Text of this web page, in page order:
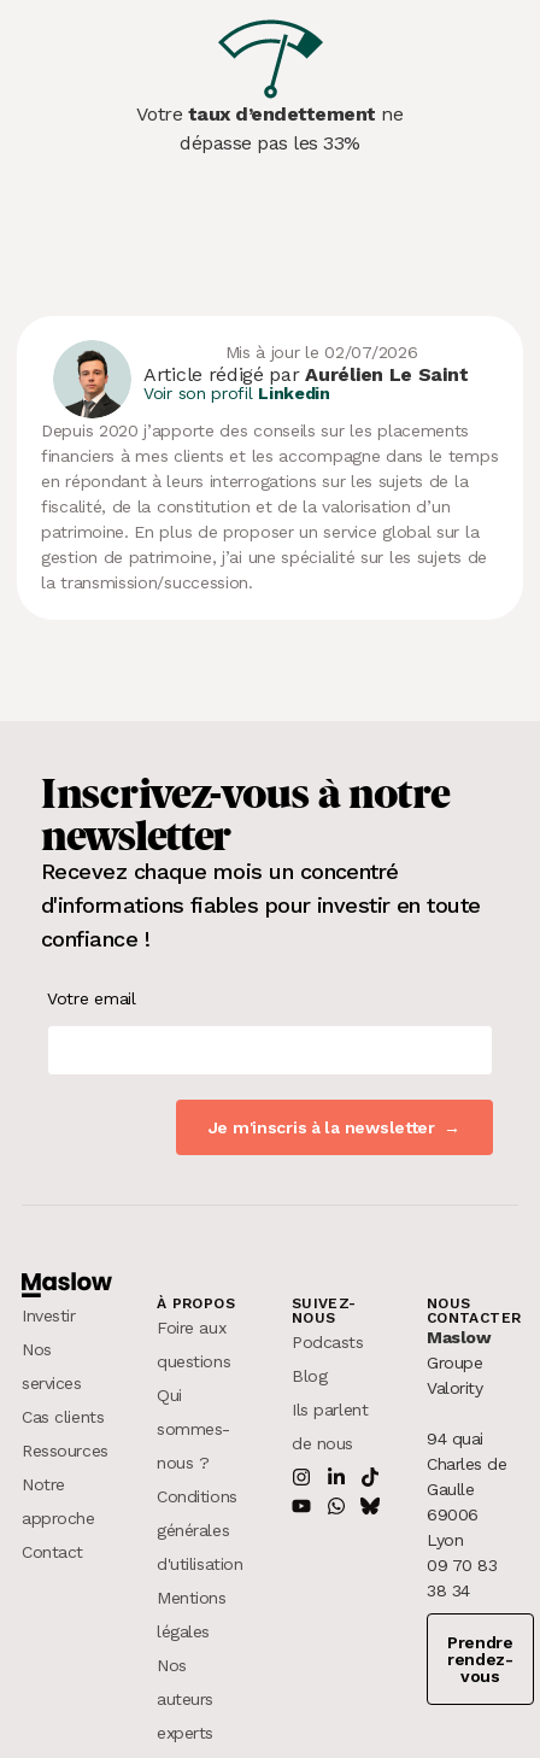
Votre taux d’endettement ne
dépasse pas les 33%
Mis à jour le 02/07/2026
Article rédigé parAurélien Le Saint
Voir son profil Linkedin
Depuis 2020 j’apporte des conseils sur les placements
financiers à mes clients et les accompagne dans le temps
en répondant à leurs interrogations sur les sujets de la
fiscalité, de la constitution et de la valorisation d’un
patrimoine. En plus de proposer un service global sur la
gestion de patrimoine, j’ai une spécialité sur les sujets de
la transmission/succession.
Inscrivez-vousà notre
newsletter
Recevez chaque mois un concentré
d'informations fiables pour investir en toute
confiance !
Votre email
Investir
Nos
services
Cas clients
Ressources
Notre
approche
Contact
À PROPOS
Foire aux
questions
Qui
sommes-
nous ?
Conditions
générales
d'utilisation
Mentions
légales
Nos
auteurs
experts
SUIVEZ-
NOUS
Podcasts
Blog
Ils parlent
de nous
NOUS
CONTACTER
Maslow
Groupe
Valority
94 quai
Charles de
Gaulle
69006
Lyon
09 70 83
38 34
Prendre
rendez-
vous